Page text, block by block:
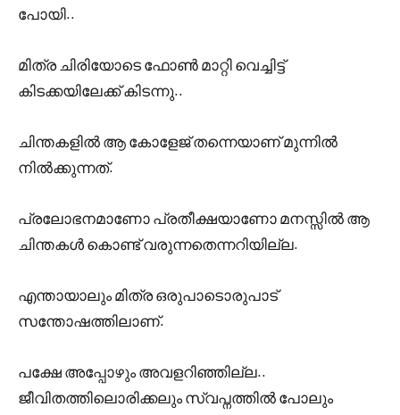
പോയി..
മിത്ര ചിരിയോടെ ഫോൺ മാറ്റി വെച്ചിട്ട്
കിടക്കയിലേക്ക് കിടന്നു..
ചിന്തകളിൽ ആ കോളേജ് തന്നെയാണ് മുന്നിൽ
നിൽക്കുന്നത്.
പ്രലോഭനമാണോ പ്രതീക്ഷയാണോ മനസ്സിൽ ആ
ചിന്തകൾ കൊണ്ട് വരുന്നതെന്നറിയില്ല.
എന്തായാലും മിത്ര ഒരുപാടൊരുപാട്
സന്തോഷത്തിലാണ്.
പക്ഷേ അപ്പോഴും അവളറിഞ്ഞില്ല..
ജീവിതത്തിലൊരിക്കലും സ്വപ്നത്തിൽ പോലും